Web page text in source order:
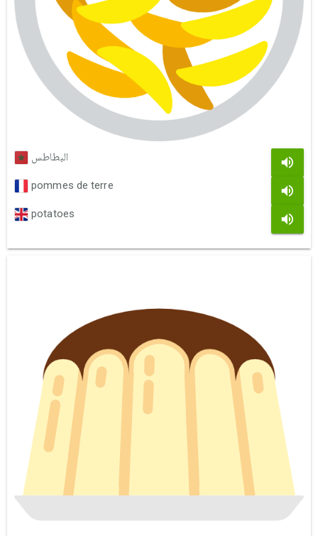
البطاطس
pommes de terre
potatoes